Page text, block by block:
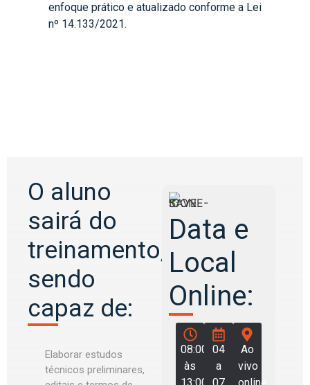
enfoque prático e atualizado conforme a Lei
nº 14.133/2021.
O aluno
sairá do
treinamento,
sendo
capaz de:
Elaborar estudos
técnicos preliminares,
Data e
Local
Online:
08:00
às
04
a
Ao
vivo